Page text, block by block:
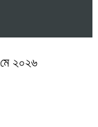
২০২৬